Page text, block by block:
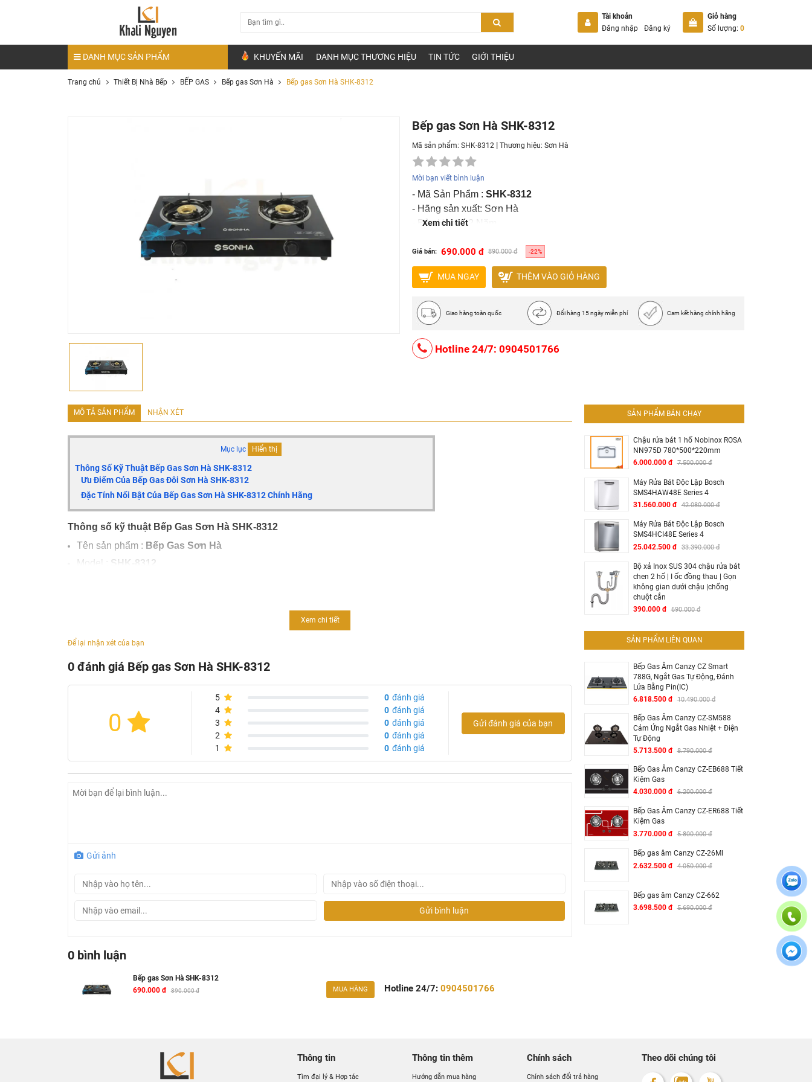
Tài khoản
Đăng nhập
Đăng ký
Giỏ hàng
Số lượng: 0
DANH MỤC SẢN PHẨM KHUYẾN MÃI DANH MỤC THƯƠNG HIỆU TIN TỨC GIỚI THIỆU
Trang chủ Thiết Bị Nhà Bếp BẾP GAS Bếp gas Sơn Hà Bếp gas Sơn Hà SHK-8312
Bếp gas Sơn Hà SHK-8312
Mã sản phẩm: SHK-8312 |Thương hiệu:Sơn Hà
Mời bạn viết bình luận
- Mã Sản Phẩm :SHK-8312
- Hãng sản xuất: Sơn Hà
- Bảo Hành : 2 Năm
Xem chi tiết
Giá bán: 690.000 đ 890.000 đ -22%
MUA NGAY THÊM VÀO GIỎ HÀNG
Giao hàng toàn quốc Đổi hàng 15 ngày miễn phí Cam kết hàng chính hãng
Hotline 24/7: 0904501766
MÔ TẢ SẢN PHẨM NHẬN XÉT
Mục lục Hiển thị
Thông Số Kỹ Thuật Bếp Gas Sơn Hà SHK-8312
Ưu Điểm Của Bếp Gas Đôi Sơn Hà SHK-8312
Đặc Tính Nổi Bật Của Bếp Gas Sơn Hà SHK-8312 Chính Hãng
Thông số kỹ thuật Bếp Gas Sơn Hà SHK-8312
Tên sản phẩm : Bếp Gas Sơn Hà
Model :
SHK-8312
Lượng gas tiêu thụ : 0,44 kg/giờ ( Max )
Gas sử dụng : LPG
Xem chi tiết
Để lại nhận xét của bạn
0 đánh giá Bếp gas Sơn Hà SHK-8312
0
5 0 đánh giá
4
0 đánh giá
3
0 đánh giá
2
0 đánh giá
1
0 đánh giá
Gửi đánh giá của bạn
Gửi ảnh
Gửi bình luận
0 bình luận
Bếp gas Sơn Hà SHK-8312
690.000 đ
890.000 đ MUA HÀNG Hotline 24/7:0904501766
SẢN PHẨM BÁN CHẠY
Chậu rửa bát 1 hố Nobinox ROSA
NN975D 780*500*220mm
6.000.000 đ 7.500.000 đ
Máy Rửa Bát Độc Lập Bosch
SMS4HAW48E Series 4
31.560.000 đ 42.080.000 đ
Máy Rửa Bát Độc Lập Bosch
SMS4HCI48E Series 4
25.042.500 đ 33.390.000 đ
Bộ xả Inox SUS 304 chậu rửa bát
chen 2 hố | I ốc đồng thau | Gọn
không gian dưới chậu |chống
chuột cắn
390.000 đ 690.000 đ
SẢN PHẨM LIÊN QUAN
Bếp Gas Âm Canzy CZ Smart
788G, Ngắt Gas Tự Động, Đánh
Lửa Bằng Pin(IC)
6.818.500 đ 10.490.000 đ
Bếp Gas Âm Canzy CZ-SM588
Cảm Ứng Ngắt Gas Nhiệt + Điện
Tự Động
5.713.500 đ 8.790.000 đ
Bếp Gas Âm Canzy CZ-EB688 Tiết
Kiệm Gas
4.030.000 đ 6.200.000 đ
Bếp Gas Âm Canzy CZ-ER688 Tiết
Kiệm Gas
3.770.000 đ 5.800.000 đ
Bếp gas âm Canzy CZ-26MI
2.632.500 đ 4.050.000 đ
Bếp gas âm Canzy CZ-662
3.698.500 đ 5.690.000 đ
Thông tin
Tìm đại lý & Hợp tác
Thông tin thêm
Hướng dẫn mua hàng
Chính sách
Chính sách đổi trả hàng
Theo dõi chúng tôi